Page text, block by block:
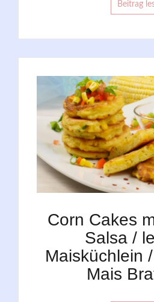
Beitrag
Corn Cakes
Salsa /
Maisküchlein
Mais